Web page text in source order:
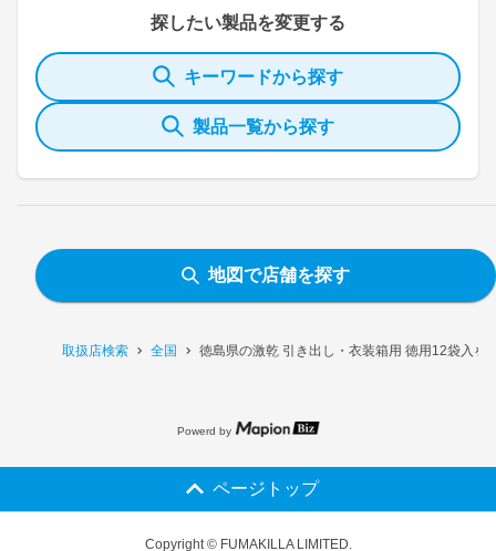
取扱店検索 全国 徳島県の激乾 引き出し・衣装箱用 徳用12袋入を
探したい製品を変更する
キーワードから探す
製品一覧から探す
地図で店舗を探す
Powerd by
ページトップ
Copyright © FUMAKILLA LIMITED.